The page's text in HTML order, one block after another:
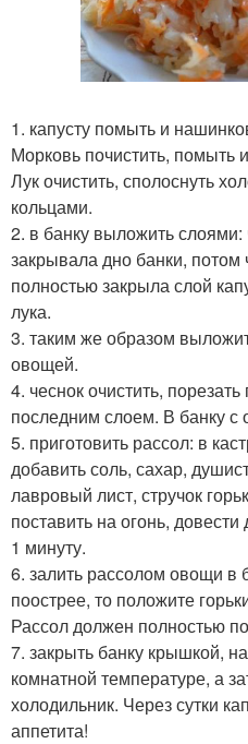
1. капусту помыть и
Морковь почистить, помыть
Лук очистить, сполоснуть
кольцами.
2. в банку выложить слоями:
закрывала дно банки, потом
полностью закрыла слой
лука.
3. таким же образом
овощей.
4. чеснок очистить,
последним слоем. В банку с
5. приготовить рассол: в
добавить соль, сахар,
лавровый лист, стручок
поставить на огонь,
1 минуту.
6. залить рассолом овощи в
поострее, то положите
Рассол должен полностью
7. закрыть банку крышкой,
комнатной температуре, а
холодильник. Через сутки
аппетита!